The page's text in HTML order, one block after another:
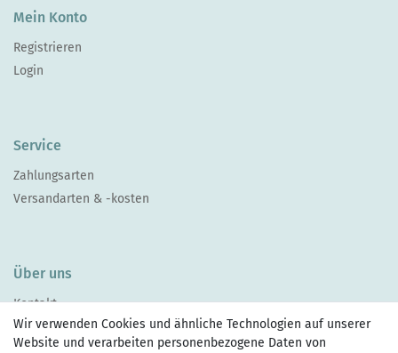
Mein Konto
Registrieren
Login
Service
Zahlungsarten
Versandarten & -kosten
Über uns
Kontakt
Wir verwenden Cookies und ähnliche Technologien auf unserer
Website und verarbeiten personenbezogene Daten von